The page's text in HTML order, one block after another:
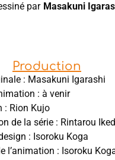
par Masakuni
Production
: Masakuni Igarashi
: à venir
: Rion Kujo
de la série : Rintarou
: Isoroku Koga
l’animation : Isoroku